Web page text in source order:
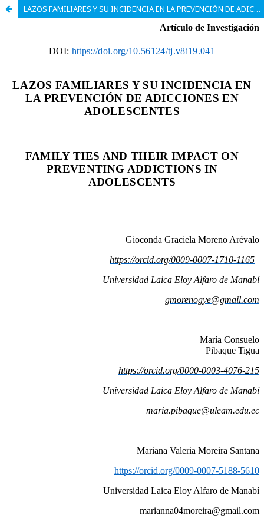
LAZOS FAMILIARES Y SU INCIDENCIA EN LA PREVENCIÓN DE ADICCIONES EN ADOLESCENTES